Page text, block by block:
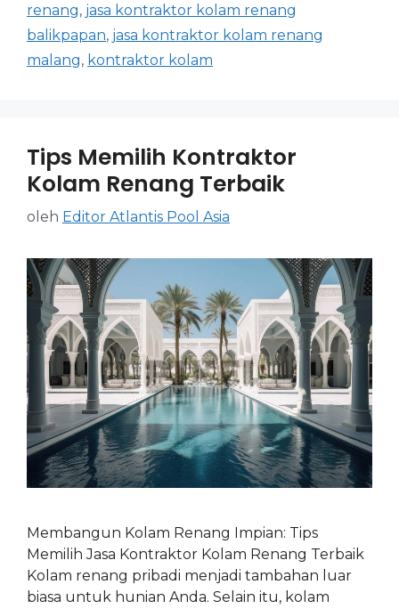
renang, jasa kontraktor kolam renang
balikpapan, jasa kontraktor kolam renang
malang, kontraktor kolam
Tips Memilih Kontraktor
Kolam Renang Terbaik
oleh Editor Atlantis Pool Asia
Membangun Kolam Renang Impian: Tips
Memilih Jasa Kontraktor Kolam Renang Terbaik
Kolam renang pribadi menjadi tambahan luar
biasa untuk hunian Anda. Selain itu, kolam